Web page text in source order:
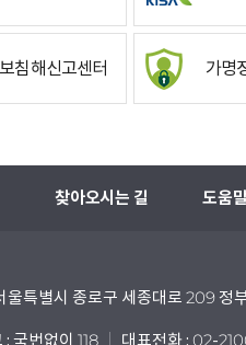
침해신고센터 가명
찾아오시는 길 도움
울특별시 종로구 세종대로 209 정
국번없이 118 대표전화 : 02-